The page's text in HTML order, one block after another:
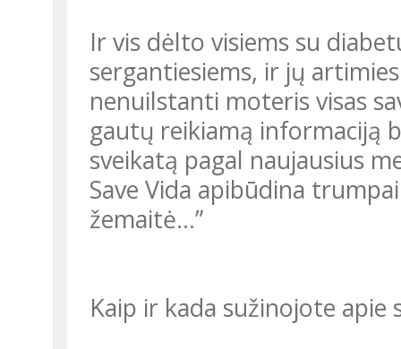
Ir vis dėlto visiems su diabetu susijusiems žmonėms – ir
sergantiesiems, ir jų
nenuilstanti moteris visas
gautų reikiamą informaciją
sveikatą pagal naujausius
Save Vida apibūdina
žemaitė...”
Kaip ir kada sužinojote apie